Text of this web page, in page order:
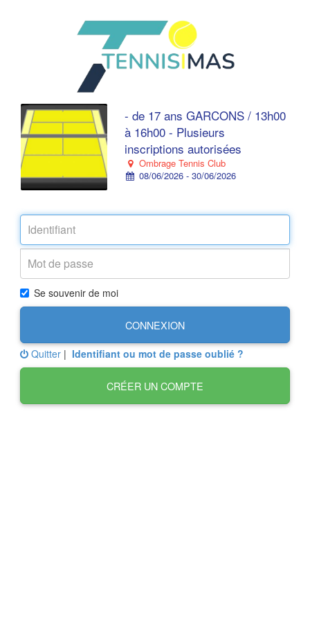
- de 17 ans GARCONS / 13h00
à 16h00 - Plusieurs
inscriptions autorisées
Ombrage Tennis Club
08/06/2026 - 30/06/2026
Se souvenir de moi
CONNEXION
Quitter | Identifiant ou mot de passe oublié ?
CRÉER UN COMPTE